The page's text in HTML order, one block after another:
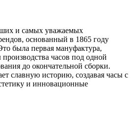
и самых уважаемых
основанный в 1865 году
была первая мануфактура,
часов под одной
до окончательной сборки.
славную историю, создавая часы с
и инновационные